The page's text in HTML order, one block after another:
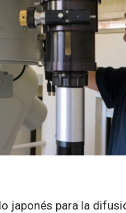
japonés para la